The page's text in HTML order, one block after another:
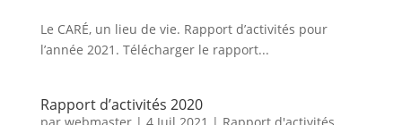
Le CARÉ, un lieu de vie. Rapport d’activités pour
l’année 2021. Télécharger le rapport...
Rapport d’activités 2020